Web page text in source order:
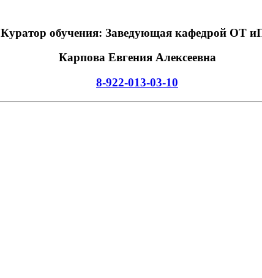
Куратор обучения: Заведующая кафедрой ОТ
Карпова Евгения Алексеевна
8-922-013-03-10